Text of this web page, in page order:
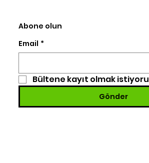
Abone olun
Email *
Bültene kayıt olmak
Gönder